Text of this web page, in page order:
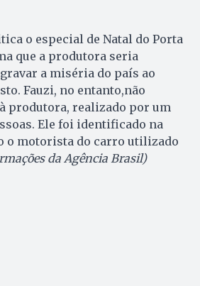
o especial de Natal do Porta
que a produtora seria
a miséria do país ao
Fauzi, no entanto,não
produtora, realizado por um
Ele foi identificado na
o motorista do carro utilizado
da Agência Brasil)